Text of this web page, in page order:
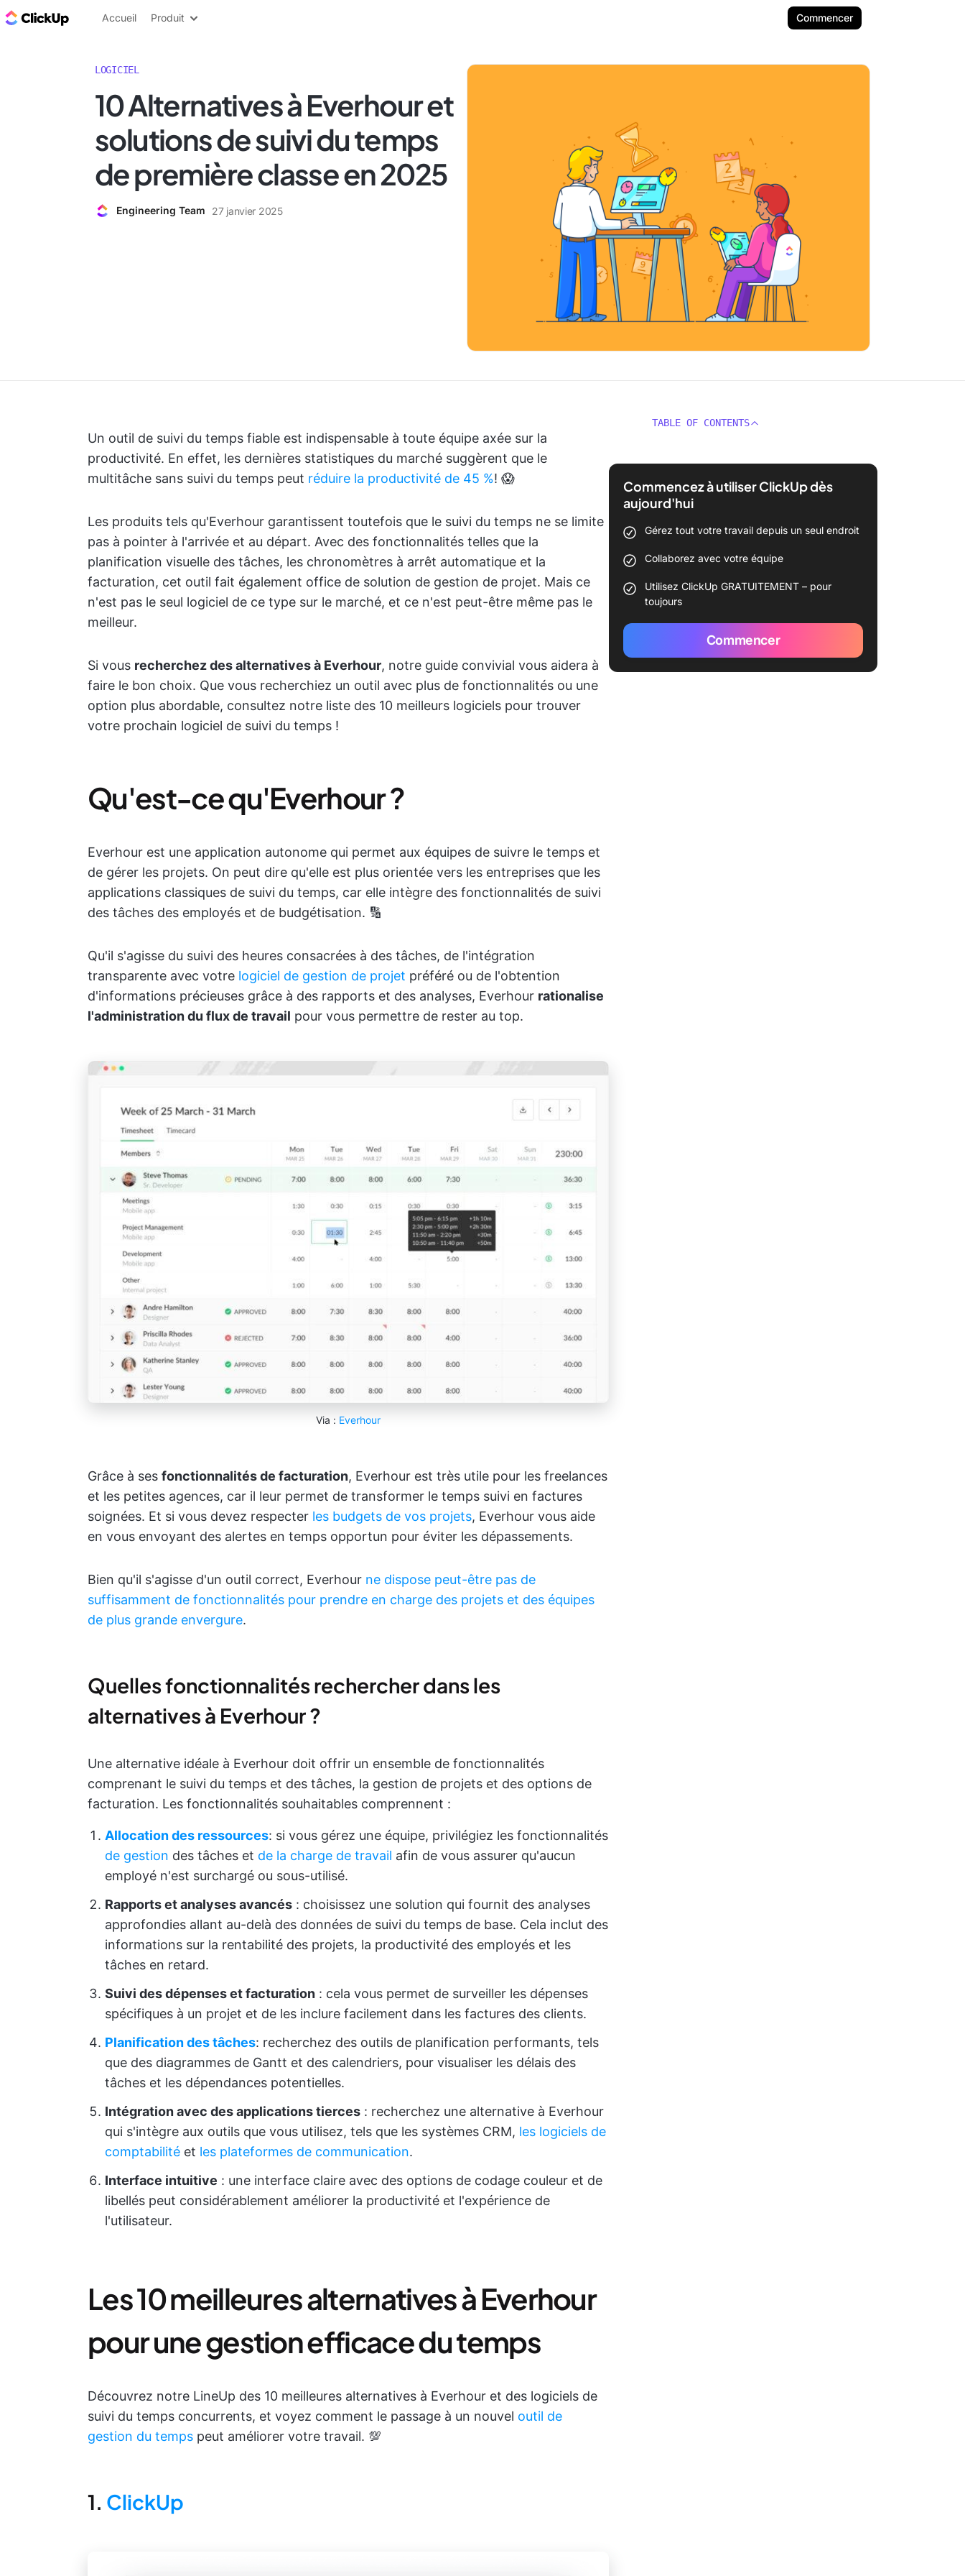
ClickUp Blog
Accueil Produit Commencer
LOGICIEL
10 Alternatives à Everhour et
solutions de suivi du temps
de première classe en 2025
Engineering Team 27 janvier 2025
Un outil de suivi du temps fiable est indispensable à toute équipe axée sur la
productivité. En effet, les dernières statistiques du marché suggèrent que le
multitâche sans suivi du temps peut réduire la productivité de 45 %! 😱
Les produits tels qu'Everhour garantissent toutefois que le suivi du temps ne se limite
pas à pointer à l'arrivée et au départ. Avec des fonctionnalités telles que la
planification visuelle des tâches, les chronomètres à arrêt automatique et la
facturation, cet outil fait également office de solution de gestion de projet. Mais ce
n'est pas le seul logiciel de ce type sur le marché, et ce n'est peut-être même pas le
meilleur.
Si vous recherchez des alternatives à Everhour, notre guide convivial vous aidera à
faire le bon choix. Que vous recherchiez un outil avec plus de fonctionnalités ou une
option plus abordable, consultez notre liste des 10 meilleurs logiciels pour trouver
votre prochain logiciel de suivi du temps !
Qu'est-ce qu'Everhour ?
Everhour est une application autonome qui permet aux équipes de suivre le temps et
de gérer les projets. On peut dire qu'elle est plus orientée vers les entreprises que les
applications classiques de suivi du temps, car elle intègre des fonctionnalités de suivi
des tâches des employés et de budgétisation. 🔢
Qu'il s'agisse du suivi des heures consacrées à des tâches, de l'intégration
transparente avec votre logiciel de gestion de projet préféré ou de l'obtention
d'informations précieuses grâce à des rapports et des analyses, Everhour rationalise
l'administration du flux de travail pour vous permettre de rester au top.
Via : Everhour
Grâce à ses fonctionnalités de facturation, Everhour est très utile pour les freelances
et les petites agences, car il leur permet de transformer le temps suivi en factures
soignées. Et si vous devez respecter les budgets de vos projets, Everhour vous aide
en vous envoyant des alertes en temps opportun pour éviter les dépassements.
Bien qu'il s'agisse d'un outil correct, Everhour ne dispose peut-être pas de
suffisamment de fonctionnalités pour prendre en charge des projets et des équipes
de plus grande envergure.
Quelles fonctionnalités rechercher dans les
alternatives à Everhour ?
Une alternative idéale à Everhour doit offrir un ensemble de fonctionnalités
comprenant le suivi du temps et des tâches, la gestion de projets et des options de
facturation. Les fonctionnalités souhaitables comprennent :
Allocation des ressources: si vous gérez une équipe, privilégiez les fonctionnalités
de gestion des tâches et de la charge de travail afin de vous assurer qu'aucun
employé n'est surchargé ou sous-utilisé.
Rapports et analyses avancés : choisissez une solution qui fournit des analyses
approfondies allant au-delà des données de suivi du temps de base. Cela inclut des
informations sur la rentabilité des projets, la productivité des employés et les
tâches en retard.
Suivi des dépenses et facturation : cela vous permet de surveiller les dépenses
spécifiques à un projet et de les inclure facilement dans les factures des clients.
Planification des tâches: recherchez des outils de planification performants, tels
que des diagrammes de Gantt et des calendriers, pour visualiser les délais des
tâches et les dépendances potentielles.
Intégration avec des applications tierces : recherchez une alternative à Everhour
qui s'intègre aux outils que vous utilisez, tels que les systèmes CRM, les logiciels de
comptabilité et les plateformes de communication.
Interface intuitive : une interface claire avec des options de codage couleur et de
libellés peut considérablement améliorer la productivité et l'expérience de
l'utilisateur.
Les 10 meilleures alternatives à Everhour
pour une gestion efficace du temps
Découvrez notre LineUp des 10 meilleures alternatives à Everhour et des logiciels de
suivi du temps concurrents, et voyez comment le passage à un nouvel outil de
gestion du temps peut améliorer votre travail. 💯
1. ClickUp
TABLE OF CONTENTS
Commencez à utiliser ClickUp dès
aujourd'hui
Gérez tout votre travail depuis un seul endroit
Collaborez avec votre équipe
Utilisez ClickUp GRATUITEMENT – pour
toujours
Commencer